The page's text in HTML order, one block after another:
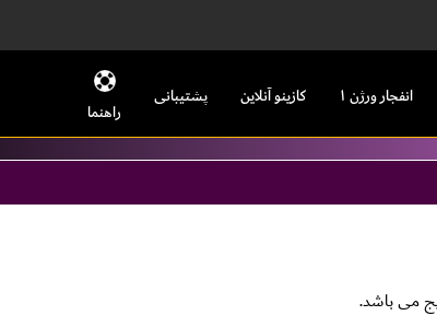
انفجار ورژن ۱ کازینو آنلاین پشتیبانی
راهنما